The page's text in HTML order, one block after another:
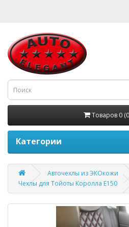
Товаров 0
Категории
Авточехлы из ЭКОкожи
Чехлы для Тойоты Королла Е150